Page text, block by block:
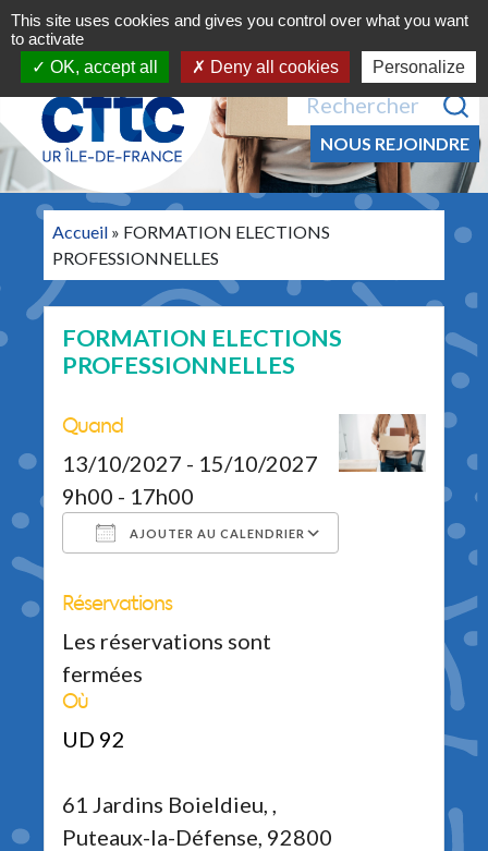
Aller au contenu
Navigation principale
MENU
Recherche pour :
NOUS REJOINDRE
Accueil » FORMATION ELECTIONS
PROFESSIONNELLES
FORMATION ELECTIONS
PROFESSIONNELLES
Quand
13/10/2027 - 15/10/2027
9h00 - 17h00
AJOUTER AU CALENDRIER
Télécharger ICS
Calendrier Google
Réservations
Les réservations sont
fermées
Où
UD 92
61 Jardins Boieldieu, ,
Puteaux-la-Défense, 92800
This site uses cookies and gives you control over what you want
to activate
OK, accept all
Deny all cookies Personalize